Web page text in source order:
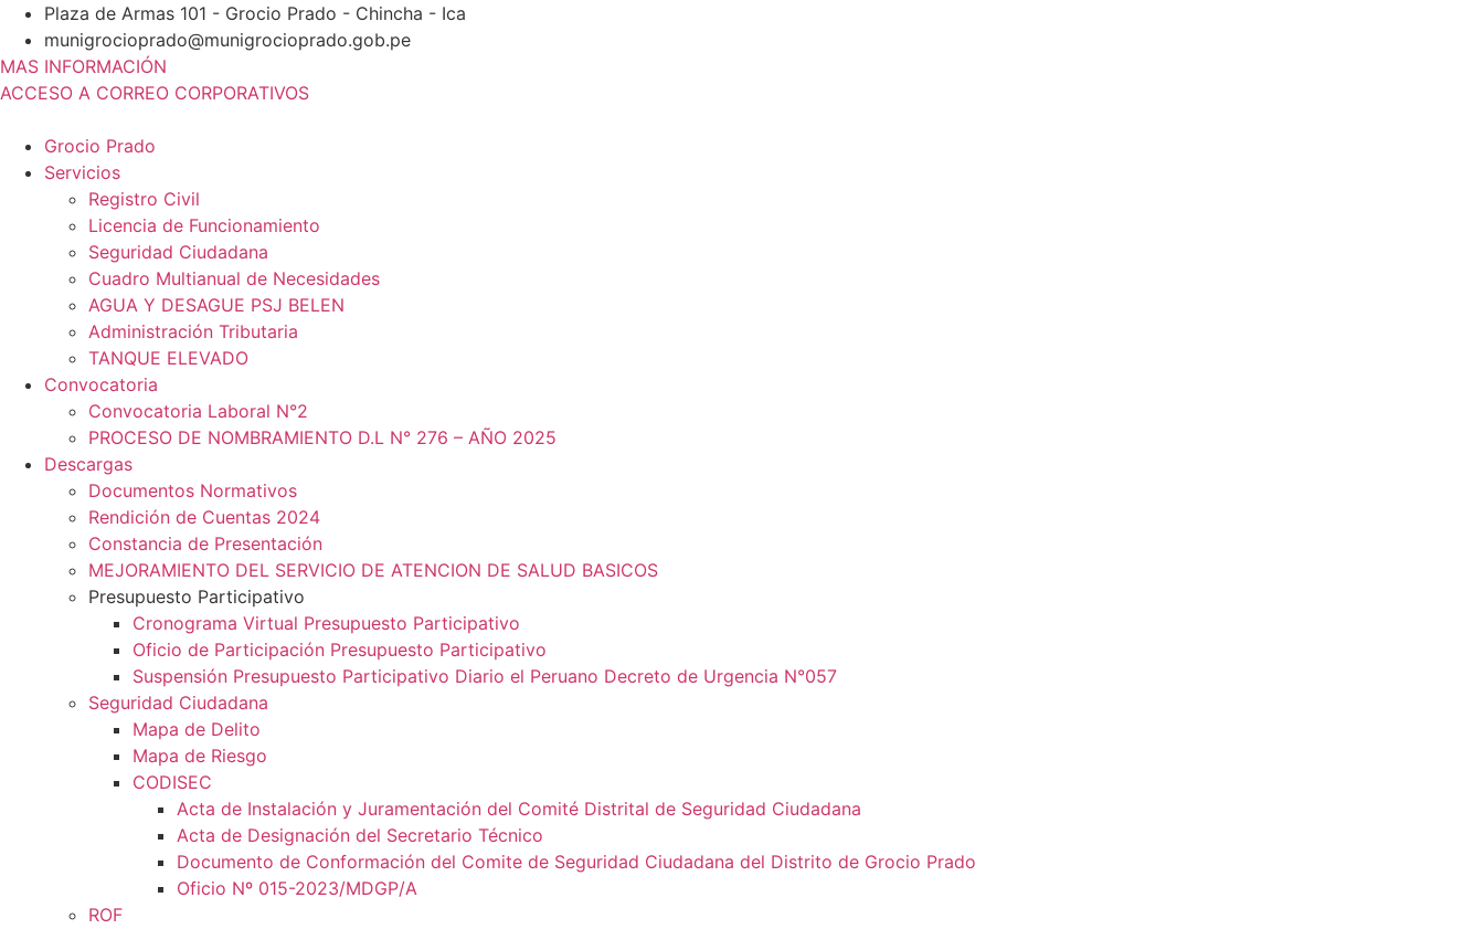
contenido
Plaza de Armas 101 - Grocio Prado - Chincha - Ica
munigrocioprado@munigrocioprado.gob.pe
MAS INFORMACIÓN
ACCESO A CORREO CORPORATIVOS
Grocio Prado
Servicios
Registro Civil
Licencia de Funcionamiento
Seguridad Ciudadana
Cuadro Multianual de Necesidades
AGUA Y DESAGUE PSJ BELEN
Administración Tributaria
TANQUE ELEVADO
Convocatoria
Convocatoria Laboral N°2
PROCESO DE NOMBRAMIENTO D.L N° 276 – AÑO 2025
Descargas
Documentos Normativos
Rendición de Cuentas 2024
Constancia de Presentación
MEJORAMIENTO DEL SERVICIO DE ATENCION DE SALUD BASICOS
Presupuesto Participativo
Cronograma Virtual Presupuesto Participativo
Oficio de Participación Presupuesto Participativo
Suspensión Presupuesto Participativo Diario el Peruano Decreto de Urgencia N°057
Seguridad Ciudadana
Mapa de Delito
Mapa de Riesgo
CODISEC
Acta de Instalación y Juramentación del Comité Distrital de Seguridad Ciudadana
Acta de Designación del Secretario Técnico
Documento de Conformación del Comite de Seguridad Ciudadana del Distrito de Grocio Prado
Oficio Nº 015-2023/MDGP/A
ROF